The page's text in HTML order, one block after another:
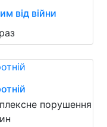
від війни
порушення